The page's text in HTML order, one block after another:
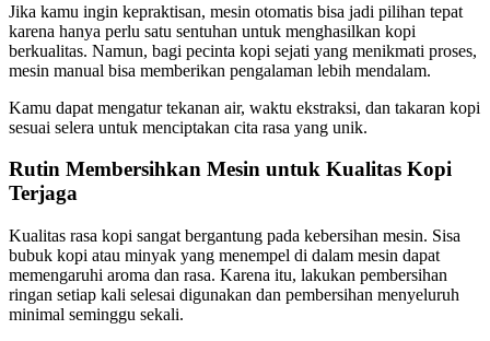
Jika kamu ingin kepraktisan, mesin otomatis bisa jadi pilihan tepat
karena hanya perlu satu sentuhan untuk menghasilkan kopi
berkualitas. Namun, bagi pecinta kopi sejati yang menikmati proses,
mesin manual bisa memberikan pengalaman lebih mendalam.
Kamu dapat mengatur tekanan air, waktu ekstraksi, dan takaran kopi
sesuai selera untuk menciptakan cita rasa yang unik.
Rutin Membersihkan Mesin untuk Kualitas Kopi
Terjaga
Kualitas rasa kopi sangat bergantung pada kebersihan mesin. Sisa
bubuk kopi atau minyak yang menempel di dalam mesin dapat
memengaruhi aroma dan rasa. Karena itu, lakukan pembersihan
ringan setiap kali selesai digunakan dan pembersihan menyeluruh
minimal seminggu sekali.